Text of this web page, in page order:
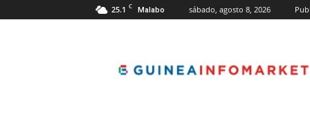
25.1 C Malabo sábado, agosto 8, 2026